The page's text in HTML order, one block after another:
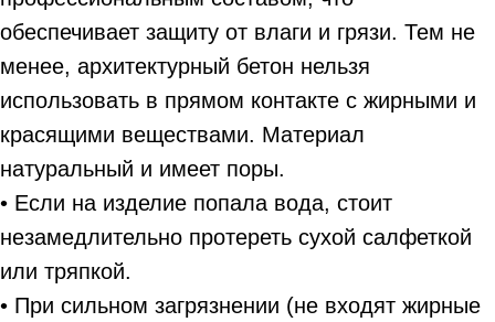
обеспечивает защиту от влаги и грязи. Тем не
менее, архитектурный бетон нельзя
использовать в прямом контакте с жирными и
красящими веществами. Материал
натуральный и имеет поры.
• Если на изделие попала вода, стоит
незамедлительно протереть сухой салфеткой
или тряпкой.
• При сильном загрязнении (не входят жирные